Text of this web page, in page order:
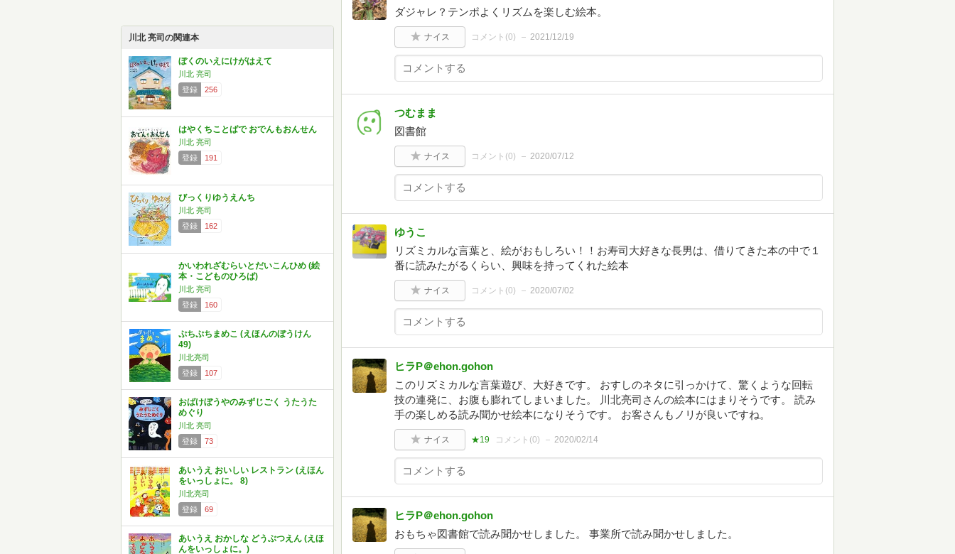
川北 亮司の関連本
ぼくのいえにけがはえて
川北 亮司
登録
256
はやくちことばで おでんもおんせん
川北 亮司
登録
191
びっくりゆうえんち
川北 亮司
登録
162
かいわれざむらいとだいこんひめ (絵
本・こどものひろば)
川北 亮司
登録
160
ぷちぷちまめこ (えほんのぼうけん
49)
川北亮司
登録
107
おばけぼうやのみずじごく うたうた
めぐり
川北 亮司
登録
73
あいうえ おいしい レストラン (えほん
をいっしょに。 8)
川北亮司
登録
69
あいうえ おかしな どうぶつえん (えほ
んをいっしょに。)
ダジャレ？テンポよくリズムを楽しむ絵本。
ナイス コメント(0) 2021/12/19
つむまま
図書館
ナイス コメント(0) 2020/07/12
ゆうこ
リズミカルな言葉と、絵がおもしろい！！お寿司大好きな長男は、借りてきた本の中で１
番に読みたがるくらい、興味を持ってくれた絵本
ナイス コメント(0) 2020/07/02
ヒラP＠ehon.gohon
このリズミカルな言葉遊び、大好きです。 おすしのネタに引っかけて、驚くような回転
技の連発に、お腹も膨れてしまいました。 川北亮司さんの絵本にはまりそうです。 読み
手の楽しめる読み聞かせ絵本になりそうです。 お客さんもノリが良いですね。
ナイス ★19 コメント(0) 2020/02/14
ヒラP＠ehon.gohon
おもちゃ図書館で読み聞かせしました。 事業所で読み聞かせしました。